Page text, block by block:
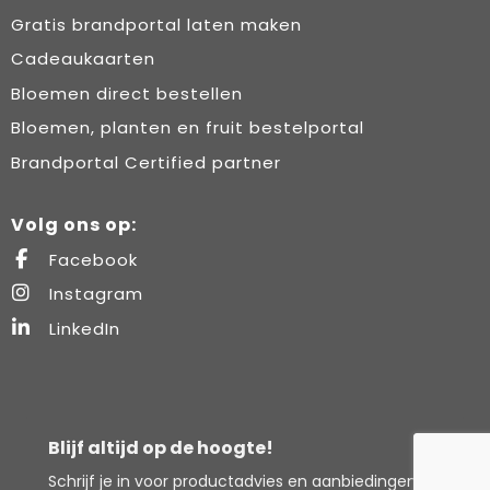
Gratis brandportal laten maken
Cadeaukaarten
Bloemen direct bestellen
Bloemen, planten en fruit bestelportal
Brandportal Certified partner
Volg ons op:
Facebook
Instagram
LinkedIn
Blijf altijd op de hoogte!
Schrijf je in voor productadvies en aanbiedingen.